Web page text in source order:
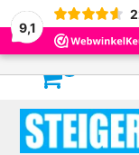
9,1
Door het gebruiken
cookies om onze